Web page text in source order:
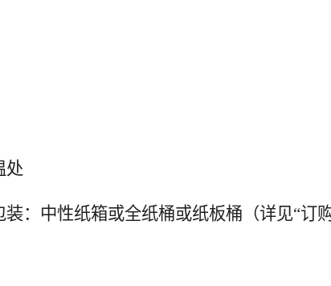
处
：中性纸箱或全纸桶或纸板桶（详见“订